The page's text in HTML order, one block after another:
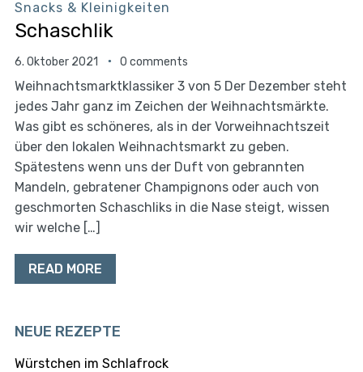
Snacks & Kleinigkeiten
Schaschlik
6. Oktober 2021 0 comments
Weihnachtsmarktklassiker 3 von 5 Der Dezember steht
jedes Jahr ganz im Zeichen der Weihnachtsmärkte.
Was gibt es schöneres, als in der Vorweihnachtszeit
über den lokalen Weihnachtsmarkt zu geben.
Spätestens wenn uns der Duft von gebrannten
Mandeln, gebratener Champignons oder auch von
geschmorten Schaschliks in die Nase steigt, wissen
wir welche […]
READ MORE
NEUE REZEPTE
Würstchen im Schlafrock